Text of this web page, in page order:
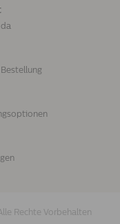
Rechte Vorbehalten